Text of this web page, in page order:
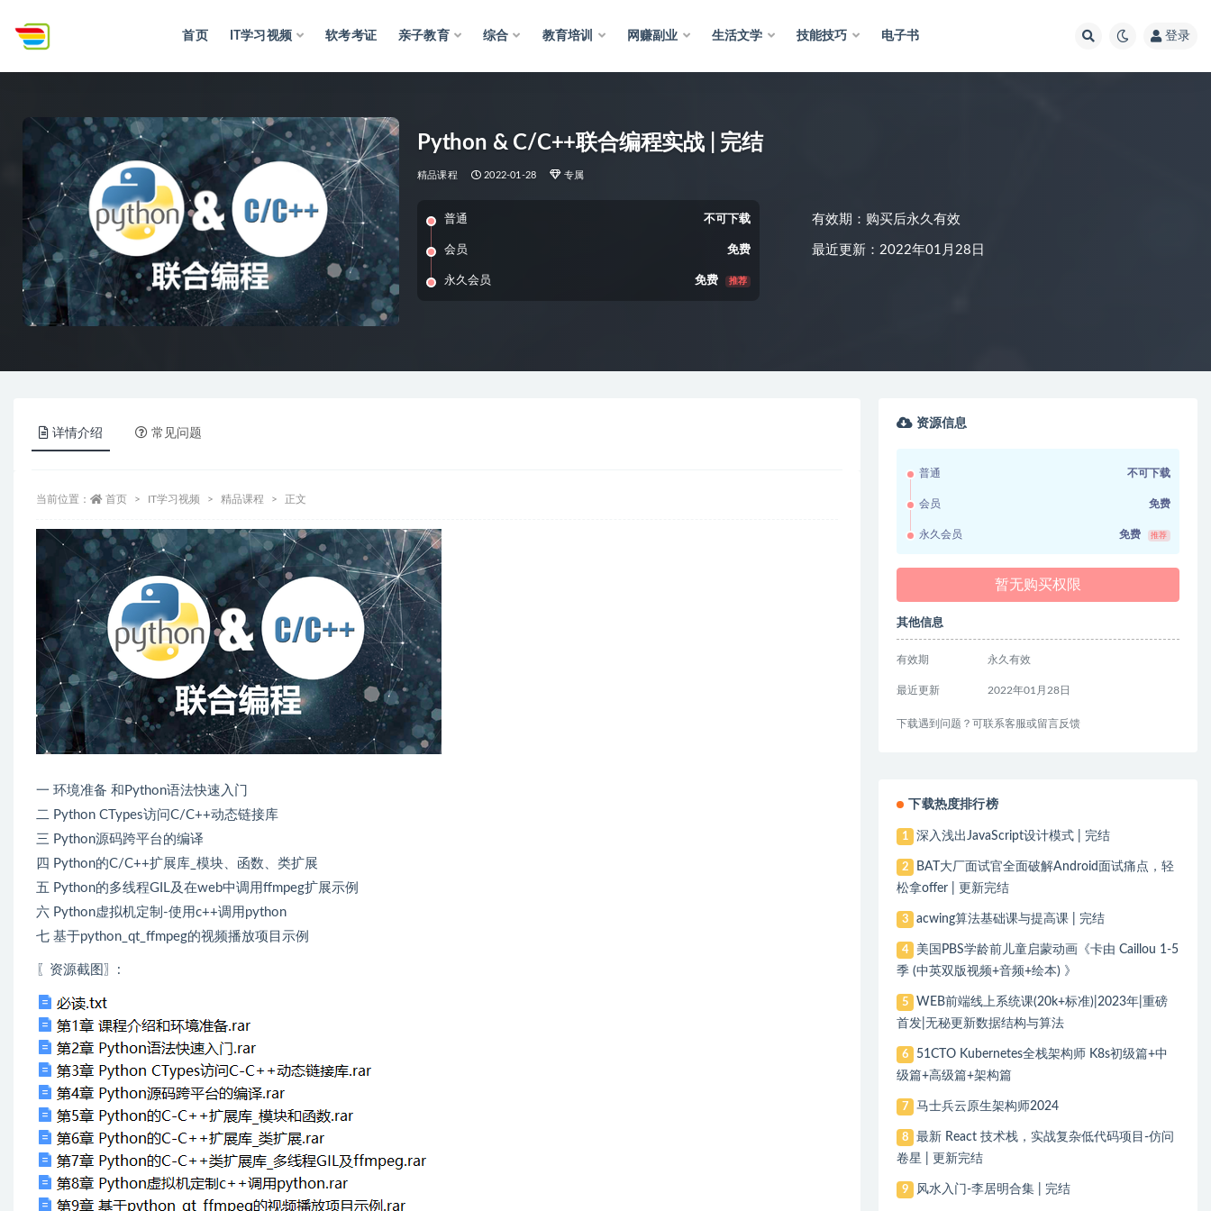
首页 IT学习视频 软考考证 亲子教育 综合 教育培训 网赚副业 生活文学 技能技巧 电子书 登录
Python & C/C++联合编程实战 | 完结
精品课程 2022-01-28 专属
普通 不可下载
会员 免费
永久会员 免费 推荐
有效期：购买后永久有效
最近更新：2022年01月28日
详情介绍 常见问题
当前位置： 首页 IT学习视频 精品课程 正文
一 环境准备 和Python语法快速入门
二 Python CTypes访问C/C++动态链接库
三 Python源码跨平台的编译
四 Python的C/C++扩展库_模块、函数、类扩展
五 Python的多线程GIL及在web中调用ffmpeg扩展示例
六 Python虚拟机定制-使用c++调用python
七 基于python_qt_ffmpeg的视频播放项目示例
〖资源截图〗:
资源信息
普通 不可下载
会员 免费
永久会员 免费 推荐
暂无购买权限
其他信息
有效期 永久有效
最近更新 2022年01月28日
下载遇到问题？可联系客服或留言反馈
下载热度排行榜
1 深入浅出JavaScript设计模式 | 完结
2
BAT大厂面试官全面破解Android面试痛点，轻
松拿offer | 更新完结
3 acwing算法基础课与提高课 | 完结
4
美国PBS学龄前儿童启蒙动画《卡由 Caillou 1-5
季 (中英双版视频+音频+绘本) 》
5
WEB前端线上系统课(20k+标准)|2023年|重磅
首发|无秘更新数据结构与算法
6
51CTO Kubernetes全栈架构师 K8s初级篇+中
级篇+高级篇+架构篇
7 马士兵云原生架构师2024
8
最新 React 技术栈，实战复杂低代码项目-仿问
卷星 | 更新完结
9 风水入门-李居明合集 | 完结